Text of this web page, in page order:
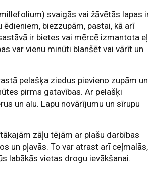
svaigās vai žāvētās lapas
ēdieniem, biezzupām, pastai, kā arī
ir bietes vai mērcē izmantota
var vienu minūti blanšēt vai vārīt un
pelašķa ziedus pievieno zupām un
pirms gatavības. Ar pelašķi
un alu. Lapu novārījumu un sīrupu
zāļu tējām ar plašu darbības
un pļavās. To var atrast arī ceļmalās,
labākās vietas drogu ievākšanai.